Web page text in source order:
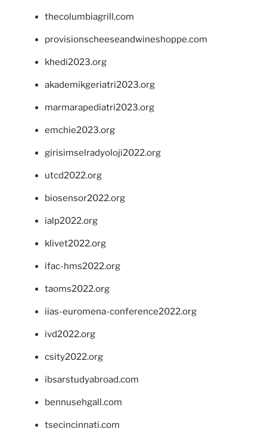
thecolumbiagrill.com
provisionscheeseandwineshoppe.com
khedi2023.org
akademikgeriatri2023.org
marmarapediatri2023.org
emchie2023.org
girisimselradyoloji2022.org
utcd2022.org
biosensor2022.org
ialp2022.org
klivet2022.org
ifac-hms2022.org
taoms2022.org
iias-euromena-conference2022.org
ivd2022.org
csity2022.org
ibsarstudyabroad.com
bennusehgall.com
tsecincinnati.com